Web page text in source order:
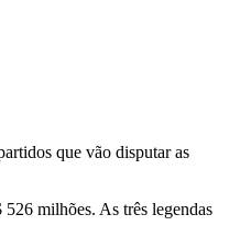
que vão disputar as
milhões. As três legendas